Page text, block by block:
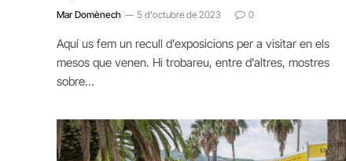
Mar Domènech 5 d'octubre de 2023 0
Aquí us fem un recull d’exposicions per a visitar en els
mesos que venen. Hi trobareu, entre d’altres, mostres
sobre…